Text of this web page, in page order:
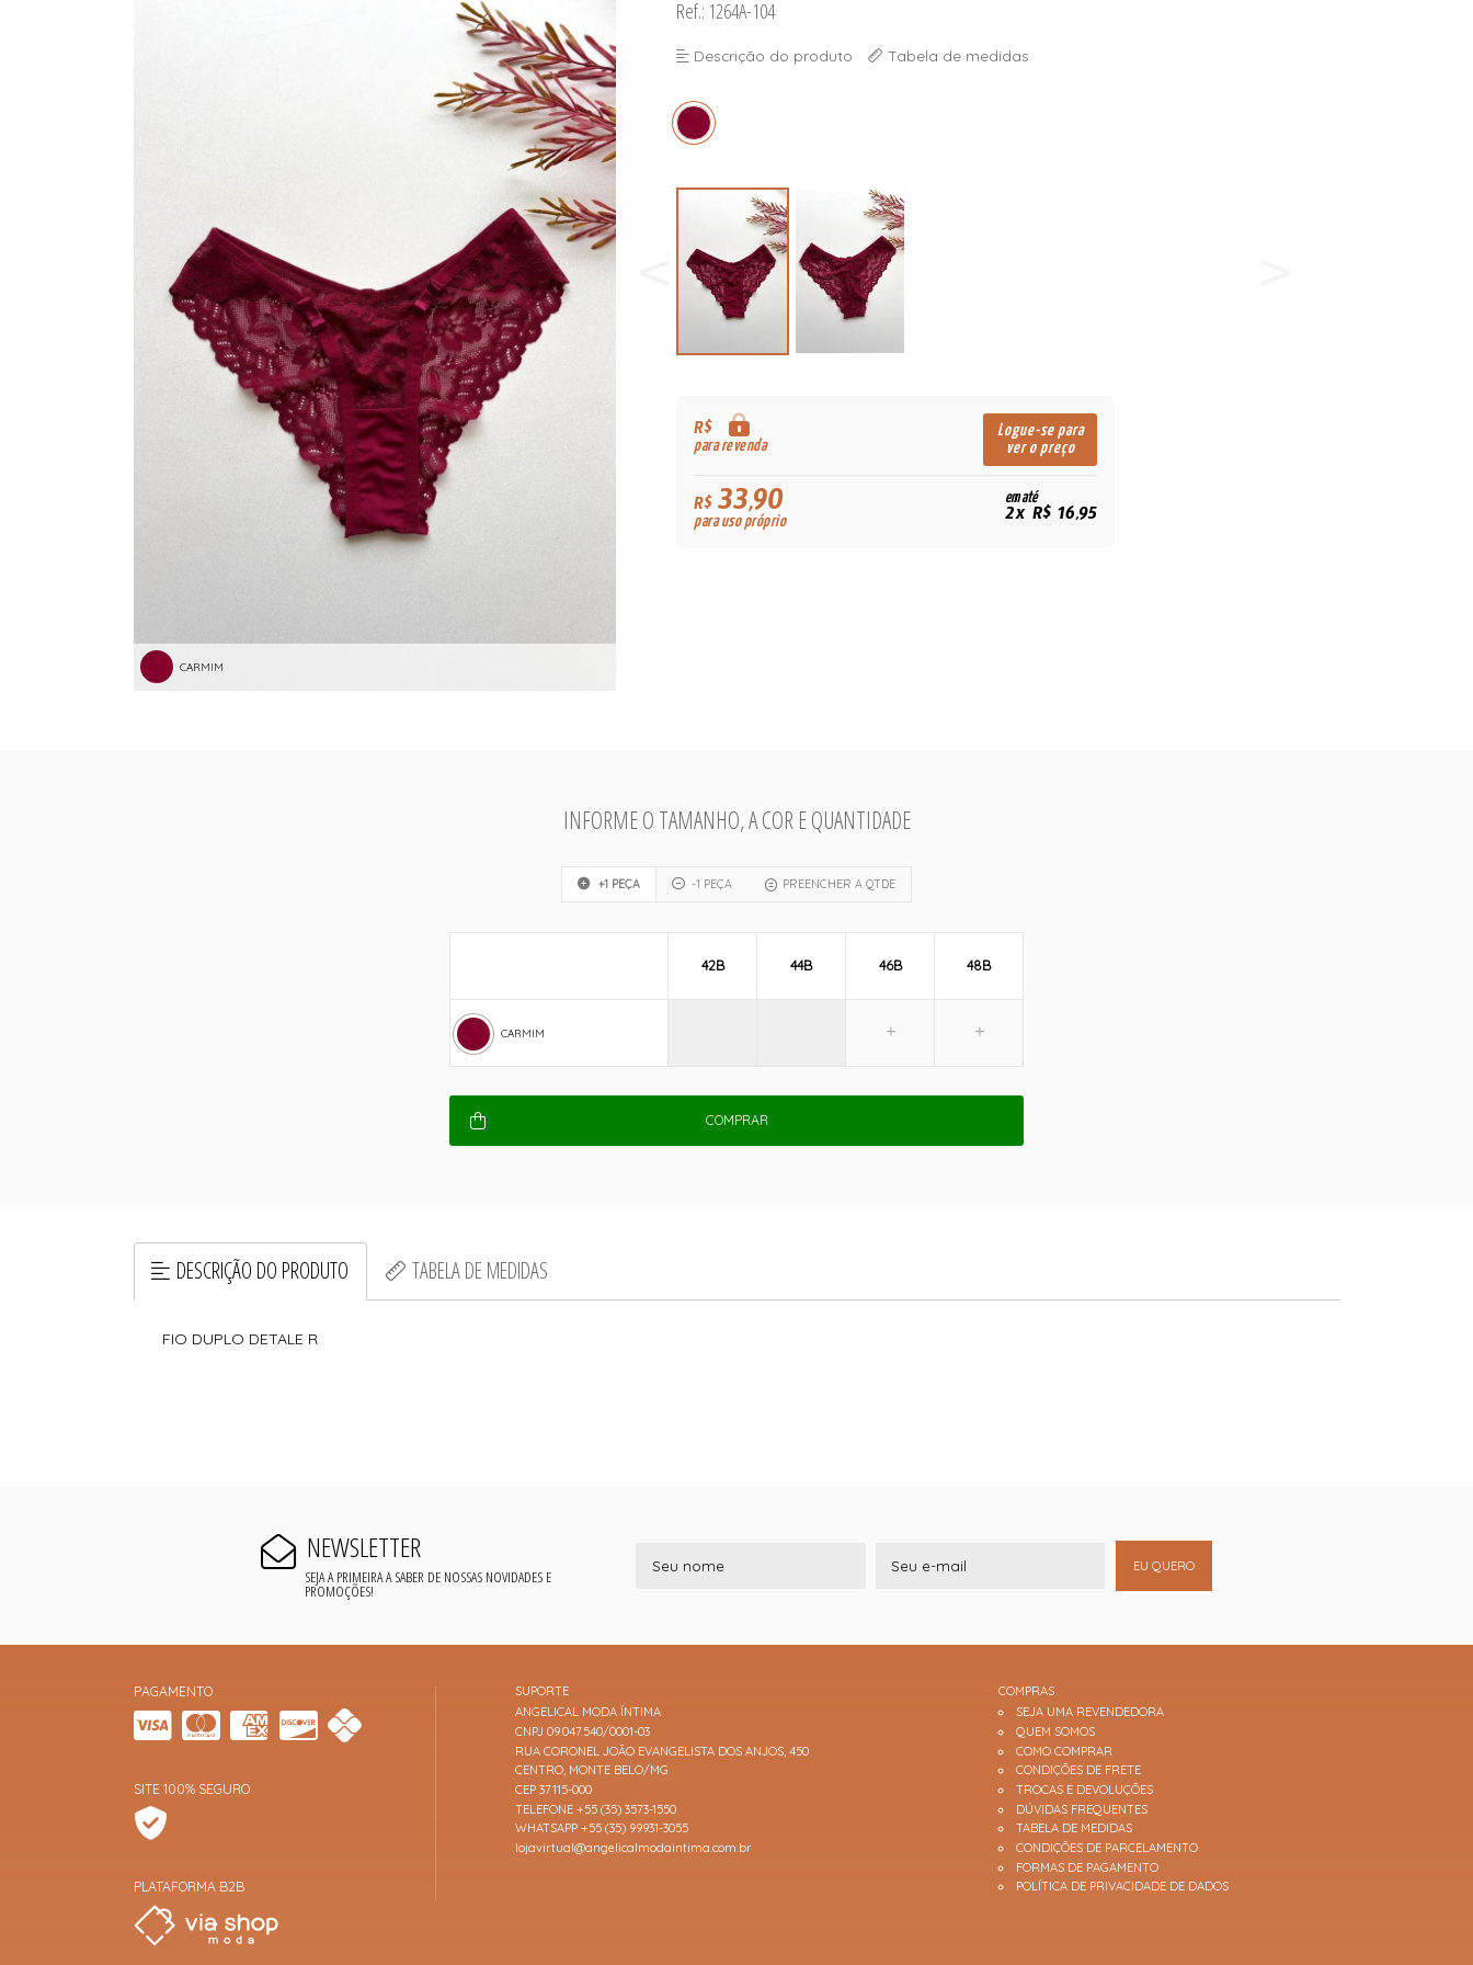
CARMIM
Ref.: 1264A-104
Descrição do produto Tabela de medidas
R$
para revenda
Logue-se para
ver o preço
R$33,90
para uso próprio
em até
2x R$ 16,95
INFORME O TAMANHO, A COR E QUANTIDADE
+1 PEÇA -1 PEÇA PREENCHER A QTDE
CARMIM
42B 44B 46B 48B
COMPRAR
DESCRIÇÃO DO PRODUTO TABELA DE MEDIDAS
FIO DUPLO DETALE R
NEWSLETTER
SEJA A PRIMEIRA A SABER DE NOSSAS NOVIDADES E
PROMOÇÕES!
EU QUERO
PAGAMENTO
SITE 100% SEGURO
PLATAFORMA B2B
SUPORTE
ANGELICAL MODA ÍNTIMA
CNPJ 09.047.540/0001-03
RUA CORONEL JOÃO EVANGELISTA DOS ANJOS, 450
CENTRO, MONTE BELO/MG
CEP 37115-000
TELEFONE +55 (35) 3573-1550
WHATSAPP +55 (35) 99931-3055
lojavirtual@angelicalmodaintima.com.br
COMPRAS
SEJA UMA REVENDEDORA
QUEM SOMOS
COMO COMPRAR
CONDIÇÕES DE FRETE
TROCAS E DEVOLUÇÕES
DÚVIDAS FREQUENTES
TABELA DE MEDIDAS
CONDIÇÕES DE PARCELAMENTO
FORMAS DE PAGAMENTO
POLÍTICA DE PRIVACIDADE DE DADOS